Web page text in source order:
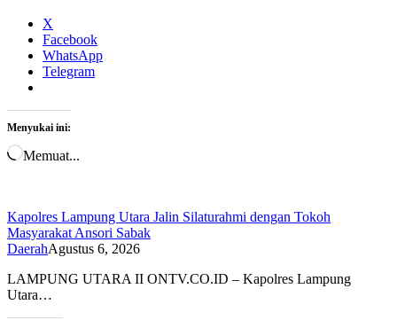
X
Facebook
WhatsApp
Telegram
Menyukai ini:
Memuat...
Kapolres Lampung Utara Jalin Silaturahmi dengan Tokoh
Masyarakat Ansori Sabak
DaerahAgustus 6, 2026
LAMPUNG UTARA II ONTV.CO.ID – Kapolres Lampung
Utara…